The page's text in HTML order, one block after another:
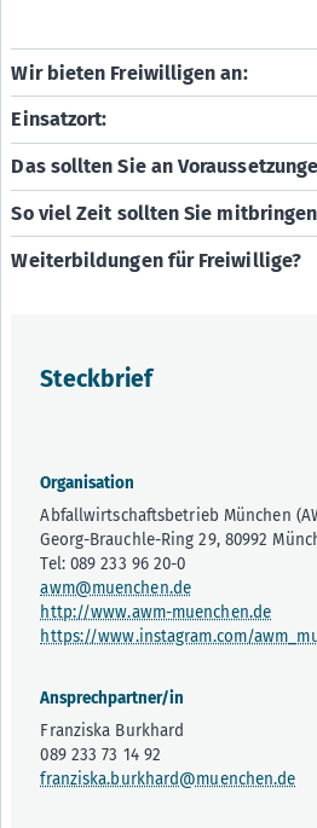
Wir bieten Freiwilligen an:
Einsatzort:
Das sollten Sie an
So viel Zeit sollten Sie
Weiterbildungen für Freiwillige?
Steckbrief
Organisation
Abfallwirtschaftsbetrieb München
Georg-Brauchle-Ring 29, 80992
Tel: 089 233 96 20-0
awm@muenchen.de
http://www.awm-muenchen.de
https://www.instagram.com/
Ansprechpartner/in
Franziska Burkhard
089 233 73 14 92
franziska.burkhard@muenchen.de